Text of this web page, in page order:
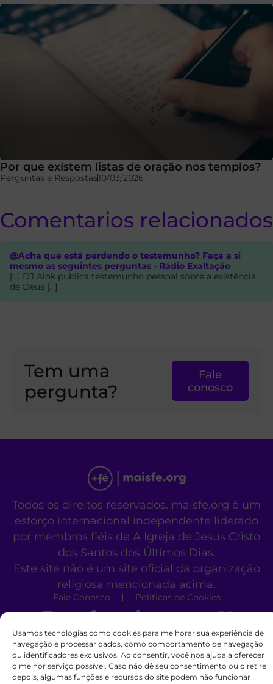
Usamos tecnologias como cookies para melhorar sua experiência de
navegação e processar dados, como comportamento de navegação
ou identificadores exclusivos. Ao consentir, você nos ajuda a oferecer
o melhor serviço possível. Caso não dê seu consentimento ou o retire
depois, algumas funções e recursos do site podem não funcionar
Por que existem listas de oração nos templos?
Perguntas e Respostas10/03/2026
Comentarios relacionados
@Acha que está perdendo o testemunho? Faça a si
mesmo as seguintes perguntas - Rádio Exaltação
[…] DJ Alok publica testemunho pessoal sobre a existência
de Deus […]
Tem uma
pergunta?
Fale
conosco
Todos os direitos reservados. maisfe.org é um
esforço internacional independente liderado
por membros fiéis de A Igreja de Jesus Cristo
dos Santos dos Últimos Dias.
Este site não é um site oficial da organização
religiosa mencionada acima.
Fale Conosco Políticas de Cookies